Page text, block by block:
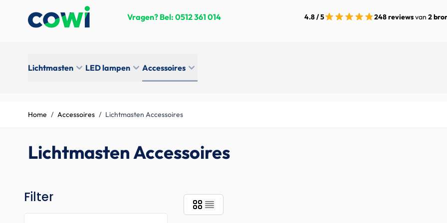
Vragen? Bel:0512 361 014 4.8 / 5 248 reviewsvan 2
Lichtmasten LED lampen Accessoires
Home / Accessoires / Lichtmasten Accessoires
Lichtmasten Accessoires
Filter